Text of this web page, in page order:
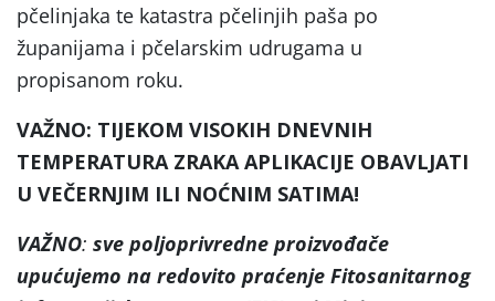
pčelinjaka te katastra pčelinjih paša po
županijama i pčelarskim udrugama u
propisanom roku.
VAŽNO: TIJEKOM VISOKIH DNEVNIH
TEMPERATURA ZRAKA APLIKACIJE OBAVLJATI
U VEČERNJIM ILI NOĆNIM SATIMA!
VAŽNO: sve poljoprivredne proizvođače
upućujemo na redovito praćenje Fitosanitarnog